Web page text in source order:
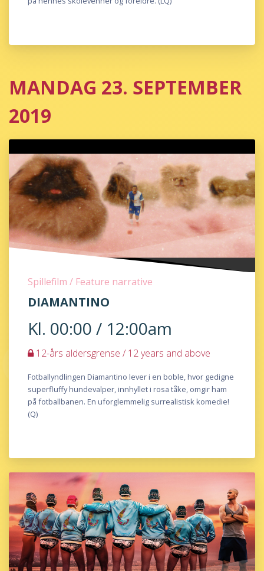
MANDAG 23. SEPTEMBER
2019
Spillefilm / Feature narrative
DIAMANTINO
Kl. 00:00 / 12:00am
12-års aldersgrense / 12 years and above
Fotballyndlingen Diamantino lever i en boble, hvor gedigne
superfluffy hundevalper, innhyllet i rosa tåke, omgir ham
på fotballbanen. En uforglemmelig surrealistisk komedie!
(Q)